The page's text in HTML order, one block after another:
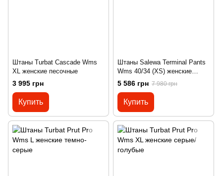
Штаны Turbat Cascade Wms
XL женские песочные
3 995 грн
Купить
Штаны Salewa Terminal Pants
Wms 40/34 (XS) женские
бордовые
5 586 грн 7 980 грн
Купить